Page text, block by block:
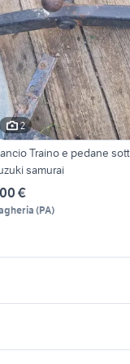
2
Traino e pedane
samurai
€
(PA)